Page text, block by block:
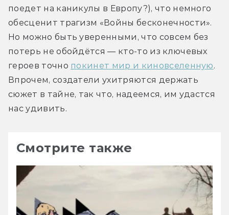
поедет на каникулы в Европу?), что немного
обесценит трагизм «Войны бесконечности».
Но можно быть уверенными, что совсем без
потерь не обойдётся — кто-то из ключевых
героев точно покинет мир и киновселенную.
Впрочем, создатели ухитряются держать
сюжет в тайне, так что, надеемся, им удастся
нас удивить.
Смотрите также